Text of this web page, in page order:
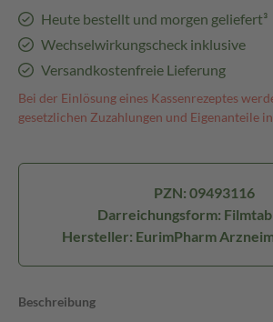
Heute bestellt und morgen geliefert³
Wechselwirkungscheck inklusive
Versandkostenfreie Lieferung
Bei der Einlösung eines Kassenrezeptes
gesetzlichen Zuzahlungen und Eigenanteile
PZN: 09493116
Darreichungsform:
Hersteller: EurimPharm
Beschreibung